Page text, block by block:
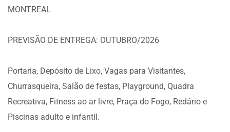
MONTREAL
PREVISÃO DE ENTREGA: OUTUBRO/2026
Portaria, Depósito de Lixo, Vagas para Visitantes,
Churrasqueira, Salão de festas, Playground, Quadra
Recreativa, Fitness ao ar livre, Praça do Fogo, Redário e
Piscinas adulto e infantil.